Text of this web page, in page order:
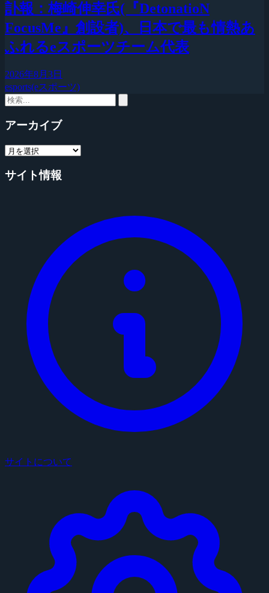
訃報：梅崎伸幸氏(『DetonatioN
FocusMe』創設者)、日本で最も情熱あ
ふれるeスポーツチーム代表
2026年8月3日
esports(eスポーツ)
アーカイブ
サイト情報
サイトについて